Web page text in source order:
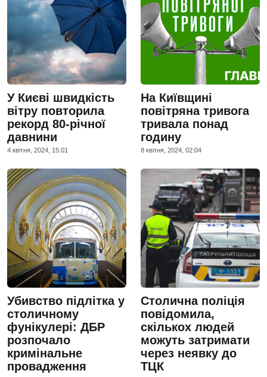
У Києві швидкість
вітру повторила
рекорд 80-річної
давнини
4 квiтня, 2024, 15:01
На Київщині
повітряна тривога
тривала понад
годину
8 квiтня, 2024, 02:04
Убивство підлітка у
столичному
фунікулері: ДБР
розпочало
кримінальне
провадження
Столична поліція
повідомила,
скількох людей
можуть затримати
через неявку до
ТЦК